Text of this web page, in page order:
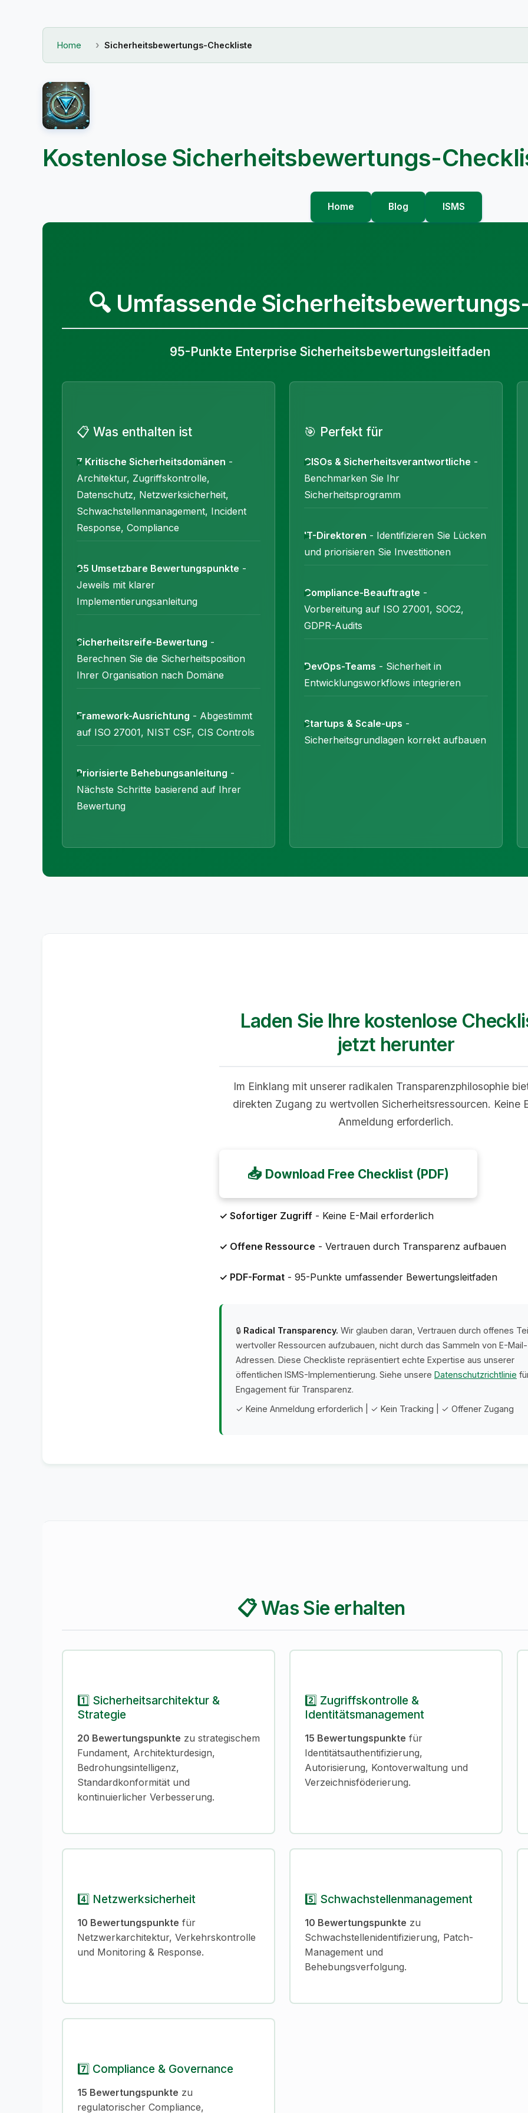
Home Sicherheitsbewertungs-Checkliste
Kostenlose Sicherheitsbewertungs-
Home Blog ISMS
🔍 Umfassende
95-Punkte Enterprise Sicherheitsbewertungsleitfaden
📋 Was enthalten ist
7 Kritische Sicherheitsdomänen -
Architektur, Zugriffskontrolle,
Datenschutz, Netzwerksicherheit,
Schwachstellenmanagement, Incident
Response, Compliance
95 Umsetzbare Bewertungspunkte -
Jeweils mit klarer
Implementierungsanleitung
Sicherheitsreife-Bewertung -
Berechnen Sie die Sicherheitsposition
Ihrer Organisation nach Domäne
Framework-Ausrichtung - Abgestimmt
auf ISO 27001, NIST CSF, CIS Controls
Priorisierte Behebungsanleitung -
Nächste Schritte basierend auf Ihrer
Bewertung
🎯 Perfekt für
CISOs & Sicherheitsverantwortliche -
Benchmarken Sie Ihr
Sicherheitsprogramm
IT-Direktoren - Identifizieren Sie Lücken
und priorisieren Sie Investitionen
Compliance-Beauftragte -
Vorbereitung auf ISO 27001, SOC2,
GDPR-Audits
DevOps-Teams - Sicherheit in
Entwicklungsworkflows integrieren
Startups & Scale-ups -
Sicherheitsgrundlagen korrekt aufbauen
Laden Sie Ihre kostenlose
jetzt herunter
Im Einklang mit unserer radikalen Transparenzphilosophie
direkten Zugang zu wertvollen Sicherheitsressourcen. Keine
Anmeldung erforderlich.
📥 Download Free Checklist (PDF)
✓ Sofortiger Zugriff - Keine E-Mail erforderlich
✓ Offene Ressource - Vertrauen durch Transparenz aufbauen
✓ PDF-Format - 95-Punkte umfassender Bewertungsleitfaden
🔒 Radical Transparency. Wir glauben daran, Vertrauen durch offenes
wertvoller Ressourcen aufzubauen, nicht durch das Sammeln von E-Mail-
Adressen. Diese Checkliste repräsentiert echte Expertise aus unserer
öffentlichen ISMS-Implementierung. Siehe unsere Datenschutzrichtlinie
Engagement für Transparenz.
✓ Keine Anmeldung erforderlich | ✓ Kein Tracking | ✓ Offener Zugang
📋 Was Sie erhalten
1️⃣ Sicherheitsarchitektur &
Strategie
20 Bewertungspunkte zu strategischem
Fundament, Architekturdesign,
Bedrohungsintelligenz,
Standardkonformität und
kontinuierlicher Verbesserung.
2️⃣ Zugriffskontrolle &
Identitätsmanagement
15 Bewertungspunkte für
Identitätsauthentifizierung,
Autorisierung, Kontoverwaltung und
Verzeichnisföderierung.
4️⃣ Netzwerksicherheit
10 Bewertungspunkte für
Netzwerkarchitektur, Verkehrskontrolle
und Monitoring & Response.
5️⃣ Schwachstellenmanagement
10 Bewertungspunkte zu
Schwachstellenidentifizierung, Patch-
Management und
Behebungsverfolgung.
7️⃣ Compliance & Governance
15 Bewertungspunkte zu
regulatorischer Compliance,